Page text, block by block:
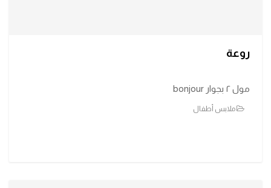
روعة
مول ٢ بجوار bonjour
ملابس أطفال